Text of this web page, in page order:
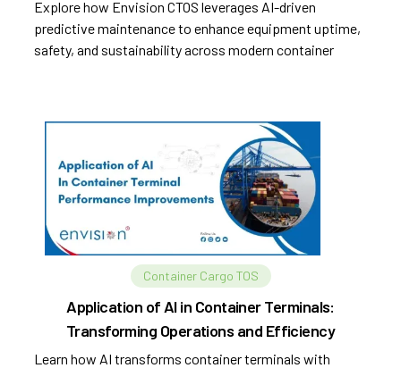
Explore how Envision CTOS leverages AI-driven
predictive maintenance to enhance equipment uptime,
safety, and sustainability across modern container
Container Cargo TOS
Application of AI in Container Terminals:
Transforming Operations and Efficiency
Learn how AI transforms container terminals with